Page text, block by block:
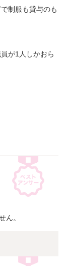
制服も貸与のも
が1人しかおら
ん。